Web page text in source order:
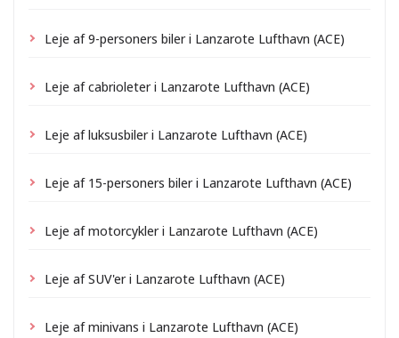
Leje af 9-personers biler i Lanzarote Lufthavn (ACE)
Leje af cabrioleter i Lanzarote Lufthavn (ACE)
Leje af luksusbiler i Lanzarote Lufthavn (ACE)
Leje af 15-personers biler i Lanzarote Lufthavn (ACE)
Leje af motorcykler i Lanzarote Lufthavn (ACE)
Leje af SUV'er i Lanzarote Lufthavn (ACE)
Leje af minivans i Lanzarote Lufthavn (ACE)